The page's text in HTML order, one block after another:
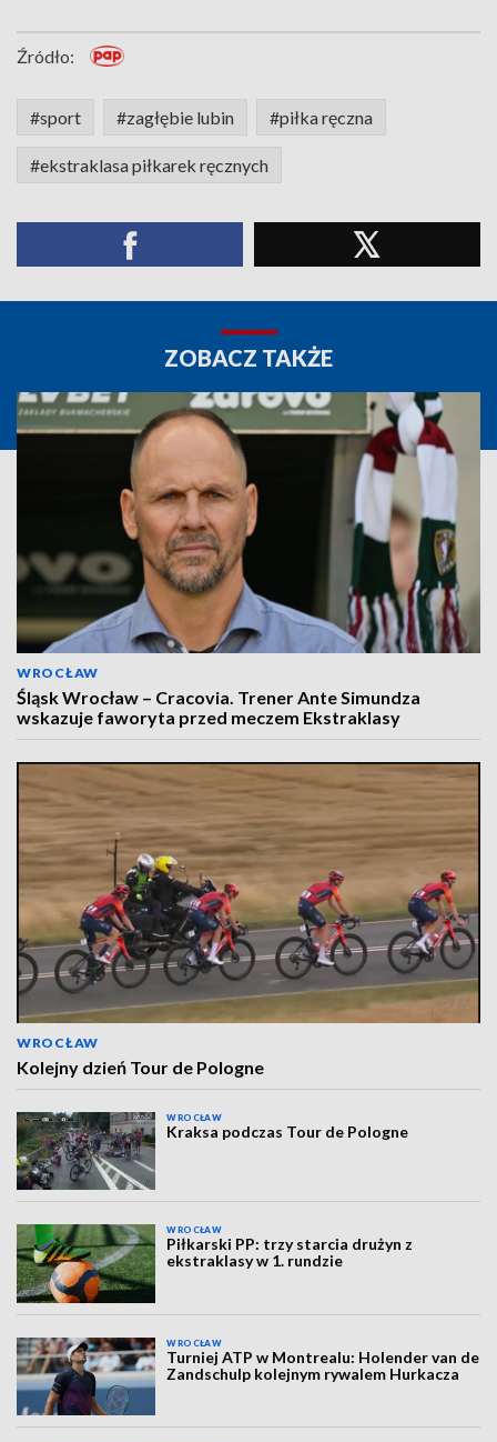
Źródło:
#sport #zagłębie lubin #piłka ręczna
#ekstraklasa piłkarek ręcznych
ZOBACZ TAKŻE
WROCŁAW
Śląsk Wrocław – Cracovia. Trener Ante Simundza
wskazuje faworyta przed meczem Ekstraklasy
WROCŁAW
Kolejny dzień Tour de Pologne
WROCŁAW
Kraksa podczas Tour de Pologne
WROCŁAW
Piłkarski PP: trzy starcia drużyn z
ekstraklasy w 1. rundzie
WROCŁAW
Turniej ATP w Montrealu: Holender van de
Zandschulp kolejnym rywalem Hurkacza